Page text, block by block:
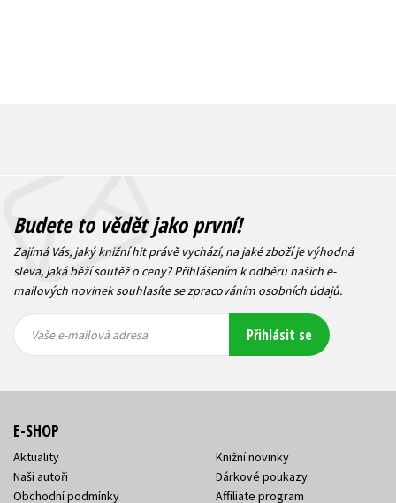
Budete to vědět jako první!
Zajímá Vás, jaký knižní hit právě vychází, na jaké zboží je výhodná
sleva, jaká běží soutěž o ceny? Přihlášením k odběru našich e-
mailových novineksouhlasíte se zpracováním osobních údajů.
mailová
mailová
Vaše e-mailová adresa Přihlásit se
E-SHOP
Aktuality
Naši autoři
Obchodní podmínky
Knižní novinky
Dárkové poukazy
Affiliate program